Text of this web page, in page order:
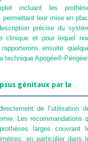
incluant les
leur mise en
précise du
clinique et pour lequel
ensuite
technique Apogée®-
génitaux par la
de l’utilisation
Les recommandations
larges couvrant
en particulier dans